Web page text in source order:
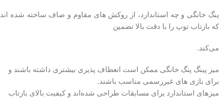
پنگ خانگی و چه استاندارد، از روکش‌ های مقاوم و صاف ساخته شده‌ اند
که بازتاب توپ را با دقت بالا تضمین
می‌کند.
میز پینگ پنگ خانگی ممکن است انعطاف‌ پذیری بیشتری داشته باشند و
برای بازی‌ های غیررسمی مناسب باشند.
میزهای استاندارد برای مسابقات طراحی شده‌اند و کیفیت بالای بازتاب